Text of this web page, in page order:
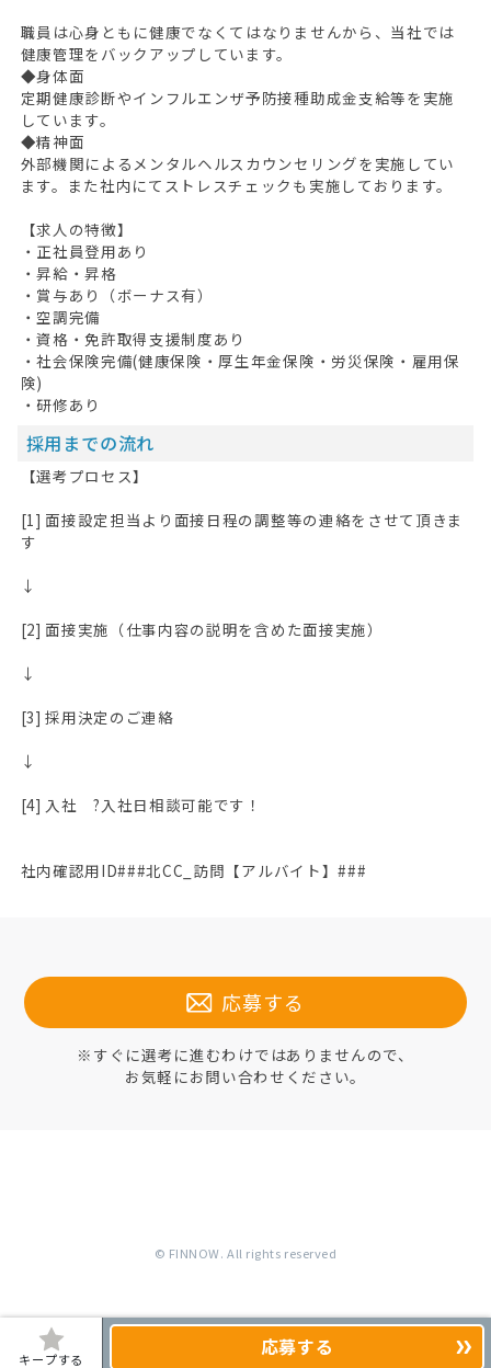
職員は心身ともに健康でなくてはなりませんから、当社では
健康管理をバックアップしています。
◆身体面
定期健康診断やインフルエンザ予防接種助成金支給等を実施
しています。
◆精神面
外部機関によるメンタルヘルスカウンセリングを実施してい
ます。また社内にてストレスチェックも実施しております。
【求人の特徴】
・正社員登用あり
・昇給・昇格
・賞与あり（ボーナス有）
・空調完備
・資格・免許取得支援制度あり
・社会保険完備(健康保険・厚生年金保険・労災保険・雇用保
険)
・研修あり
採用までの流れ
【選考プロセス】
[1] 面接設定担当より面接日程の調整等の連絡をさせて頂きま
す
↓
[2] 面接実施（仕事内容の説明を含めた面接実施）
↓
[3] 採用決定のご連絡
↓
[4] 入社 ?入社日相談可能です！
社内確認用ID###北CC_訪問【アルバイト】###
応募する
※すぐに選考に進むわけではありませんので、
お気軽にお問い合わせください。
応募する
© FINNOW. All rights reserved